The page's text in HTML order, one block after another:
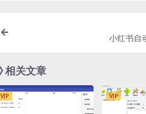
小红书自
相关文章
VIP VIP